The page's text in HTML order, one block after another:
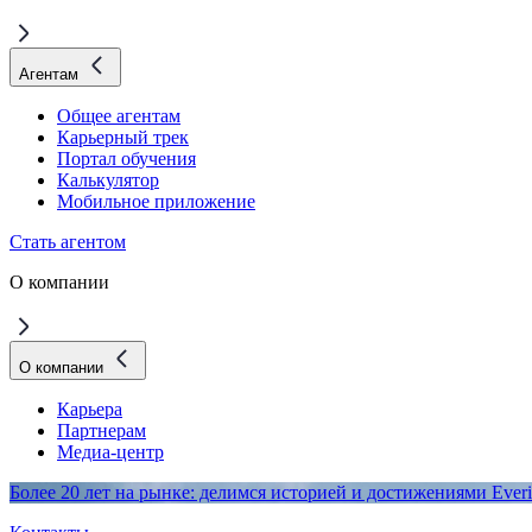
Агентам
Общее агентам
Карьерный трек
Портал обучения
Калькулятор
Мобильное приложение
Стать агентом
О компании
О компании
Карьера
Партнерам
Медиа-центр
Более 20 лет на рынке: делимся историей и достижениями